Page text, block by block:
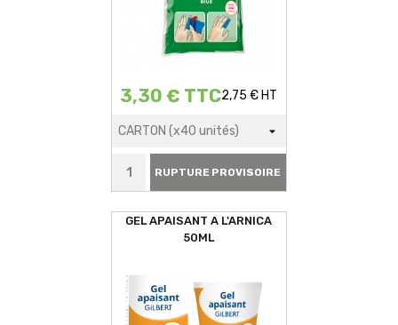
3,30 € TTC2,75 € HT
RUPTURE PROVISOIRE
GEL APAISANT A L'ARNICA
50ML